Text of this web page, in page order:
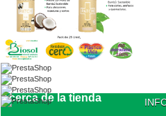
Acerca de la tienda